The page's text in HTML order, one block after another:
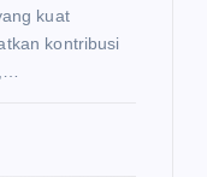
kuat
kontribusi